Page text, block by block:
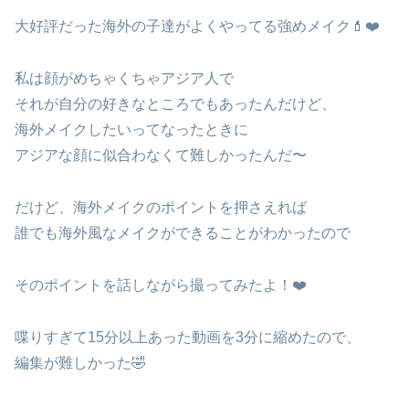
大好評だった海外の子達がよくやってる強めメイク💄❤️
私は顔がめちゃくちゃアジア人で
それが自分の好きなところでもあったんだけど、
海外メイクしたいってなったときに
アジアな顔に似合わなくて難しかったんだ〜
だけど、海外メイクのポイントを押さえれば
誰でも海外風なメイクができることがわかったので
そのポイントを話しながら撮ってみたよ！❤️
喋りすぎて15分以上あった動画を3分に縮めたので、
編集が難しかった🤣